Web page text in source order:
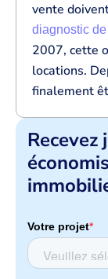
vente
diagnostic
2007, cette
locations.
finalement
Recevez